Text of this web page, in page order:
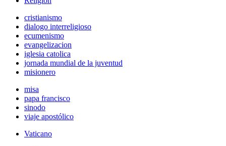
cristianismo
dialogo interreligioso
ecumenismo
evangelizacion
iglesia catolica
jornada mundial de la juventud
misionero
misa
papa francisco
sinodo
viaje apostólico
Vaticano